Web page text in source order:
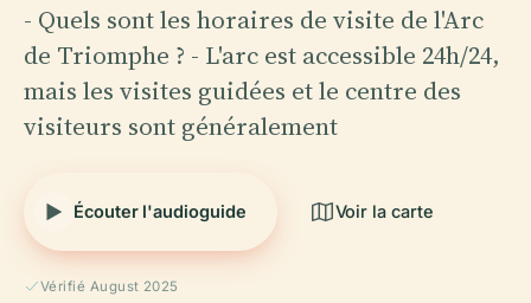
- Quels sont les horaires de visite de l'Arc
de Triomphe ? - L'arc est accessible 24h/24,
mais les visites guidées et le centre des
visiteurs sont généralement
Écouter l'audioguide Voir la carte
Vérifié August 2025